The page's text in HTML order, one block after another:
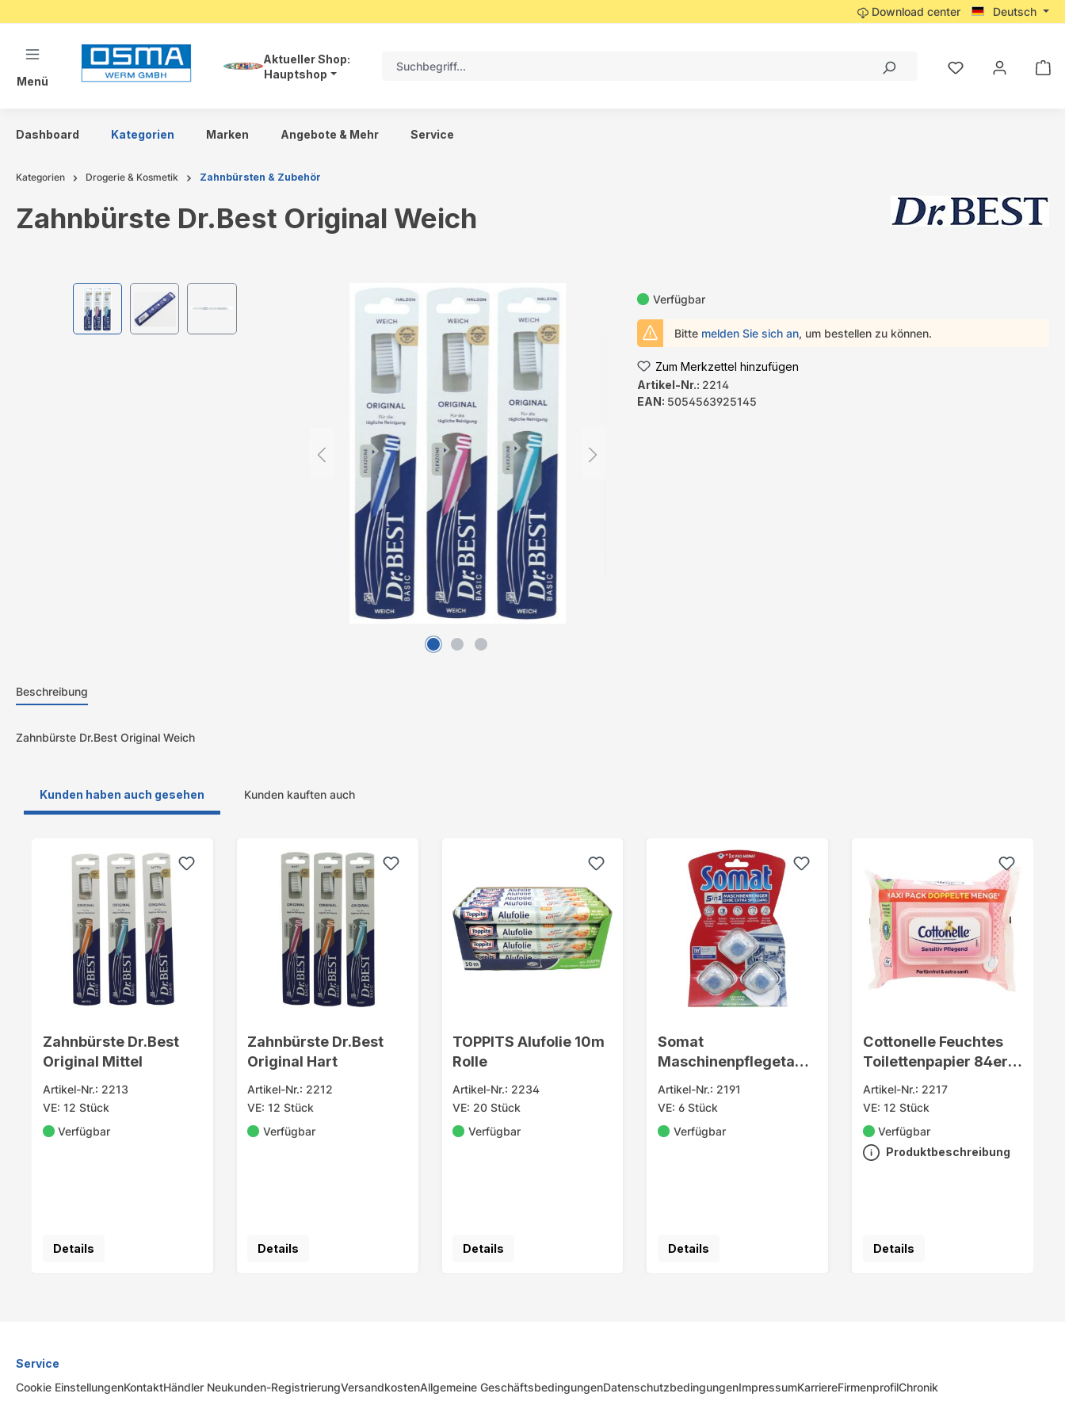
Download center Deutsch
Menü
Aktueller Shop:
Hauptshop
Dashboard Kategorien Marken Angebote & Mehr Service
Kategorien Drogerie & Kosmetik Zahnbürsten & Zubehör
Zahnbürste Dr.Best Original Weich
Bildergalerie überspringen
Verfügbar
Bitte melden Sie sich an, um bestellen zu können.
Zum Merkzettel hinzufügen
Artikel-Nr.: 2214
EAN: 5054563925145
Beschreibung
Zahnbürste Dr.Best Original Weich
Kunden haben auch gesehen Kunden kauften auch
Zahnbürste Dr.Best
Original Mittel
Artikel-Nr.: 2213
VE: 12 Stück
Verfügbar
Details
Zahnbürste Dr.Best
Original Hart
Artikel-Nr.: 2212
VE: 12 Stück
Verfügbar
Details
TOPPITS Alufolie 10m
Rolle
Artikel-Nr.: 2234
VE: 20 Stück
Verfügbar
Details
Somat
Maschinenpflegetabs
3er
Artikel-Nr.: 2191
VE: 6 Stück
Verfügbar
Details
Cottonelle Feuchtes
Toilettenpapier 84er
Sensitiv
Artikel-Nr.: 2217
VE: 12 Stück
Verfügbar
Produktbeschreibung
Details
Service
Cookie EinstellungenKontaktHändler Neukunden-RegistrierungVersandkostenAllgemeine GeschäftsbedingungenDatenschutzbedingungenImpressumKarriereFirmenprofilChronik